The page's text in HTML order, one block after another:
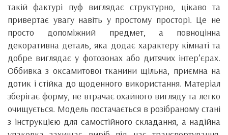
такій фактурі пуф виглядає структурно, цікаво та
привертає увагу навіть у простому просторі. Це не
просто допоміжний предмет, а повноцінна
декоративна деталь, яка додає характеру кімнаті та
добре виглядає у фотозонах або дитячих інтер’єрах.
Оббивка з оксамитової тканини щільна, приємна на
дотик і стійка до щоденного використання. Матеріал
зберігає форму, не втрачає охайного вигляду та легко
очищується. Модель постачається в розібраному стані
з інструкцією для самостійного складання, а надійна